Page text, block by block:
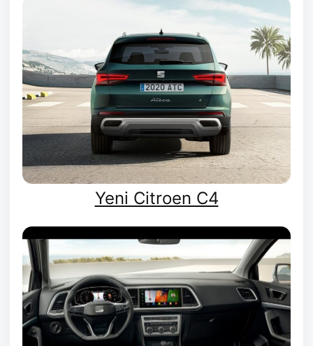
Yeni Citroen C4